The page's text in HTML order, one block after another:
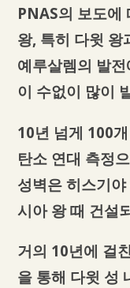
PNAS의 보도에
왕, 특히 다윗 왕
예루살렘의 발
이 수없이 많이
10년 넘게 100
탄소 연대 측정
성벽은 히스기
시아 왕 때 건설
거의 10년에 걸
을 통해 다윗 성